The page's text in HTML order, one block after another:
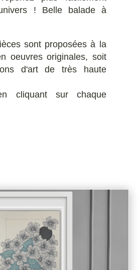
! Belle balade à
sont proposées à la
oeuvres originales, soit
d'art de très haute
cliquant sur chaque